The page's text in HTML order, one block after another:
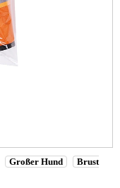
Großer Hund
Brust